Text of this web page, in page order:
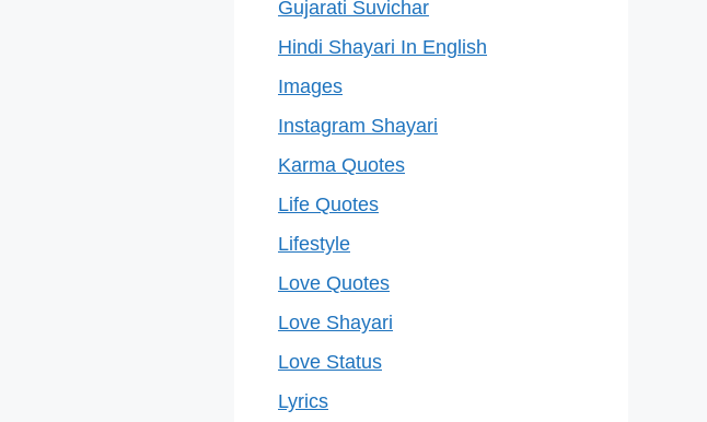
Gujarati Suvichar
Hindi Shayari In English
Images
Instagram Shayari
Karma Quotes
Life Quotes
Lifestyle
Love Quotes
Love Shayari
Love Status
Lyrics